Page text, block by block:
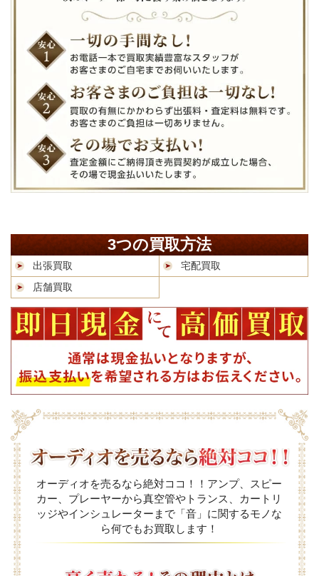
3つの買取方法
出張買取
宅配買取
店舗買取
オーディオを売るなら絶対ココ！！アンプ、スピー
カー、プレーヤーから真空管やトランス、カートリ
ッジやインシュレーターまで「音」に関するモノな
ら何でもお買取します！